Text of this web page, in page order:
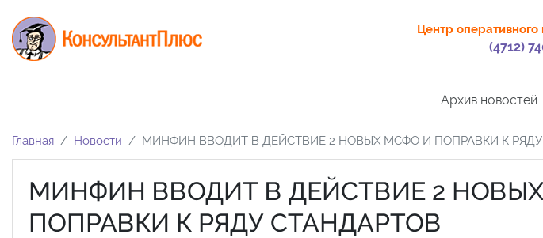
Центр оперативного
(4712)
Архив новостей
Главная Новости МИНФИН ВВОДИТ В ДЕЙСТВИЕ 2 НОВЫХ МСФО И ПОПРАВКИ К
МИНФИН ВВОДИТ В ДЕЙСТВИЕ 2
ПОПРАВКИ К РЯДУ СТАНДАРТОВ